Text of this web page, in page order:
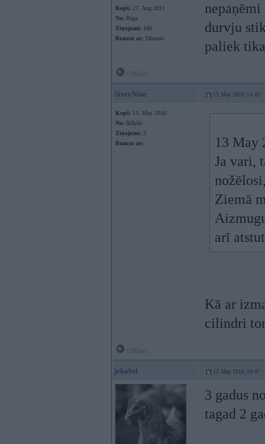
Kopš: 27. Aug 2011
No: Rīga
Ziņojumi: 180
Braucu ar: Tabureti
durvju
paliek
SixtyNine 13. May 2016, 14:43
Kopš: 13. May 2016
No: Ikšķile
Ziņojumi: 3
Braucu ar:
13 May
Ja vari,
Ziemā
arī
Kā ar
cilindri
jekabsl 13. May 2016, 14:47
3 gadus
tagad 2